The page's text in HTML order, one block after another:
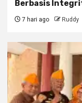
Berbasis
7 hari ago Ruddy